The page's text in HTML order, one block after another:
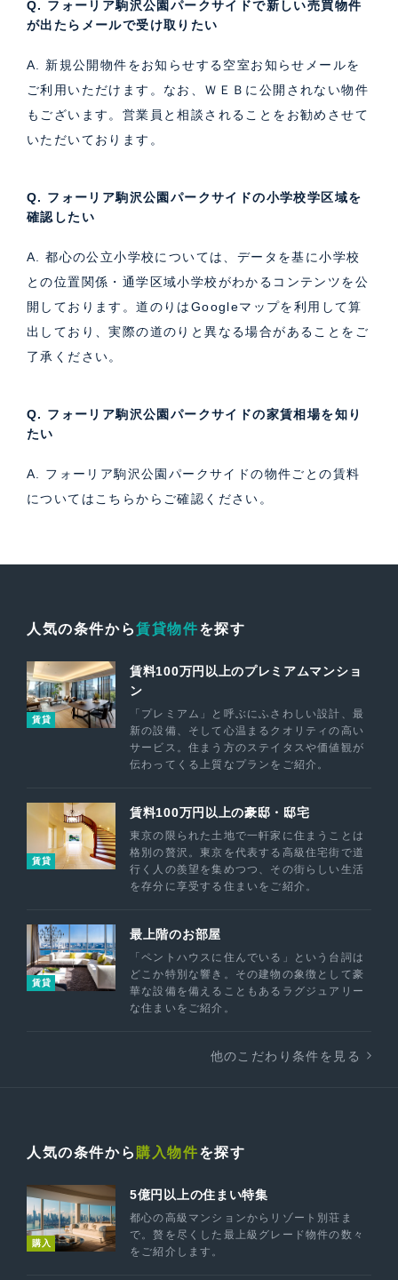
Q. フォーリア駒沢公園パークサイドで新しい売買物件
が出たらメールで受け取りたい
A. 新規公開物件をお知らせする空室お知らせメールを
ご利用いただけます。なお、ＷＥＢに公開されない物件
もございます。営業員と相談されることをお勧めさせて
いただいております。
Q. フォーリア駒沢公園パークサイドの小学校学区域を
確認したい
A. 都心の公立小学校については、データを基に小学校
との位置関係・通学区域小学校がわかるコンテンツを公
開しております。道のりはGoogleマップを利用して算
出しており、実際の道のりと異なる場合があることをご
了承ください。
Q. フォーリア駒沢公園パークサイドの家賃相場を知り
たい
A. フォーリア駒沢公園パークサイドの物件ごとの賃料
については こちらからご確認ください。
人気の条件から賃貸物件を探す
賃貸
賃料100万円以上のプレミアムマンショ
ン
「プレミアム」と呼ぶにふさわしい設計、最
新の設備、そして心温まるクオリティの高い
サービス。住まう方のステイタスや価値観が
伝わってくる上質なプランをご紹介。
賃貸
賃料100万円以上の豪邸・邸宅
東京の限られた土地で一軒家に住まうことは
格別の贅沢。東京を代表する高級住宅街で道
行く人の羨望を集めつつ、その街らしい生活
を存分に享受する住まいをご紹介。
賃貸
最上階のお部屋
「ペントハウスに住んでいる」という台詞は
どこか特別な響き。その建物の象徴として豪
華な設備を備えることもあるラグジュアリー
な住まいをご紹介。
他のこだわり条件を見る
人気の条件から 購入物件を探す
購入
5億円以上の住まい特集
都心の高級マンションからリゾート別荘ま
で。贅を尽くした最上級グレード物件の数々
をご紹介します。